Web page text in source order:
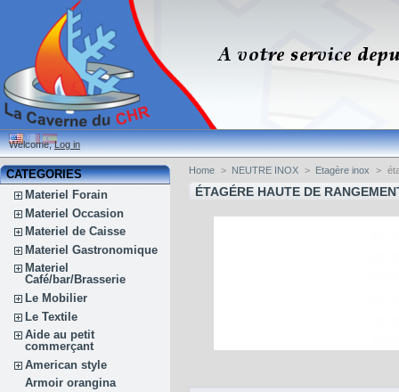
Welcome,Log in
CATEGORIES
Materiel Forain
Materiel Occasion
Materiel de Caisse
Materiel Gastronomique
Materiel
Café/bar/Brasserie
Le Mobilier
Le Textile
Aide au petit
commerçant
American style
Armoir orangina
Home > NEUTRE INOX > Etagère inox >
ÉTAGÉRE HAUTE DE